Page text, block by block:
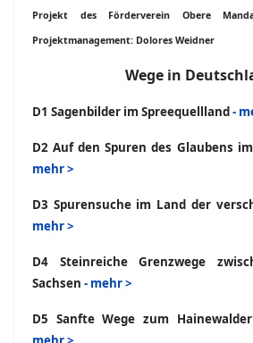
Projekt des Förderverein Obere
Projektmanagement: Dolores Weidner
Wege in
D1 Sagenbilder im Spreequellland-
D2 Auf den Spuren des Glaubens
mehr >
D3 Spurensuche im Land der
mehr >
D4 Steinreiche Grenzwege
Sachsen - mehr >
D5 Sanfte Wege zum